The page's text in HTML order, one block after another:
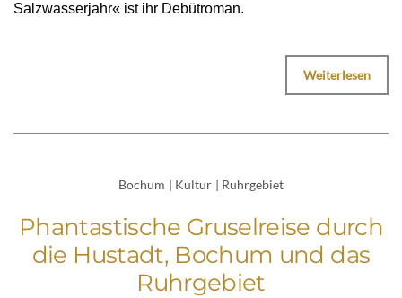
Salzwasserjahr« ist ihr Debütroman.
Weiterlesen
Bochum | Kultur | Ruhrgebiet
Phantastische Gruselreise durch
die Hustadt, Bochum und das
Ruhrgebiet